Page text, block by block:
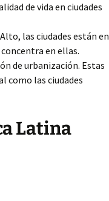
de vida en ciudades
Alto, las ciudades están en
en ellas.
de urbanización. Estas
como las ciudades
Latina